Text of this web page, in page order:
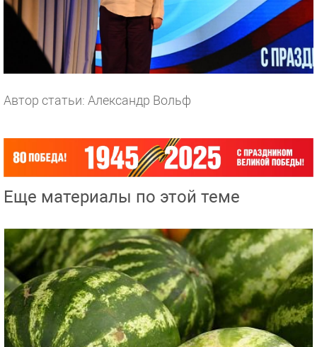
Автор статьи: Александр Вольф
Еще материалы по этой теме